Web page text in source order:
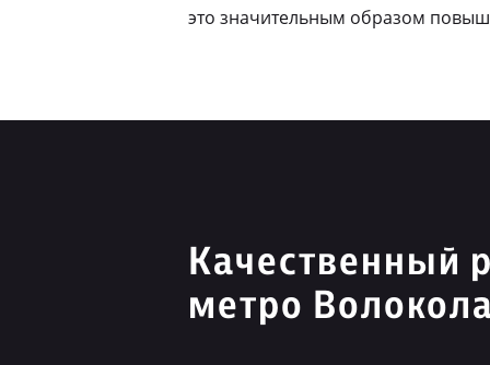
это значительным образом
Качественный
метро